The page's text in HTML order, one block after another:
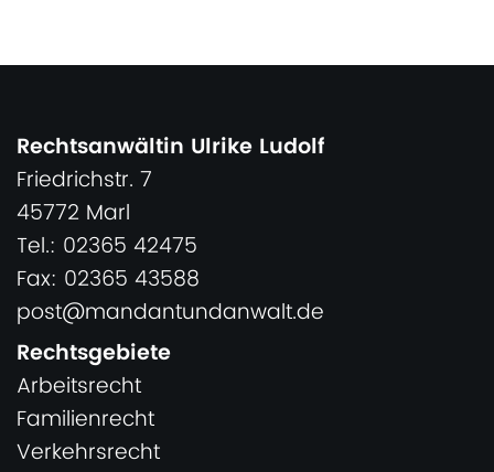
Rechtsanwältin Ulrike Ludolf
Friedrichstr. 7
45772 Marl
Tel.: 02365 42475
Fax: 02365 43588
post@mandantundanwalt.de
Rechtsgebiete
Arbeitsrecht
Familienrecht
Verkehrsrecht